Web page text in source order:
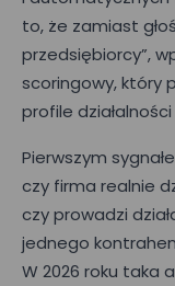
to, że zamiast
przedsiębiorcy”,
scoringowy, który
profile
Pierwszym
czy firma realnie
czy prowadzi
jednego
W 2026 roku taka